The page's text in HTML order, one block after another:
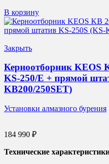
В корзину
Закрыть
Керноотборник KEOS
KS-250/E + прямой
KB200/250SET)
Установки алмазного бурения
184 990 ₽
Технические